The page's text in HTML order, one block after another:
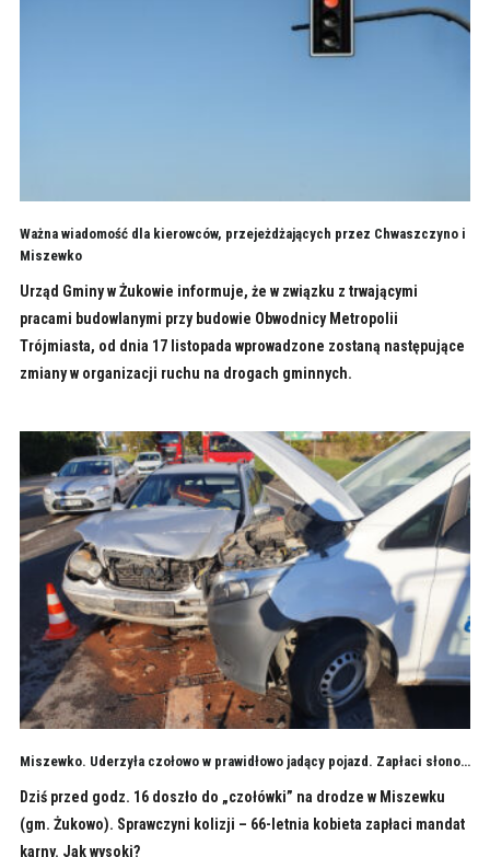
Ważna wiadomość dla kierowców, przejeżdżających przez Chwaszczyno i
Miszewko
Urząd Gminy w Żukowie informuje, że w związku z trwającymi
pracami budowlanymi przy budowie Obwodnicy Metropolii
Trójmiasta, od dnia 17 listopada wprowadzone zostaną następujące
zmiany w organizacji ruchu na drogach gminnych.
Miszewko. Uderzyła czołowo w prawidłowo jadący pojazd. Zapłaci słono…
Dziś przed godz. 16 doszło do „czołówki” na drodze w Miszewku
(gm. Żukowo). Sprawczyni kolizji – 66-letnia kobieta zapłaci mandat
karny. Jak wysoki?